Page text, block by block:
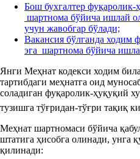
Бош бухгалтер фуқаролик-
шартнома бўйича ишлай
учун жавобгар бўлади;
Вакансия бўлганда ходим
эга шартнома бўйича
Янги Меҳнат кодекси ходим
тартибдаги меҳнатга оид
соладиган фуқаролик-ҳуқуқий
тузишга тўғридан-тўғри тақиқ
Меҳнат шартномаси бўйича
штатига ҳисобга олинади, унга
қилинади: